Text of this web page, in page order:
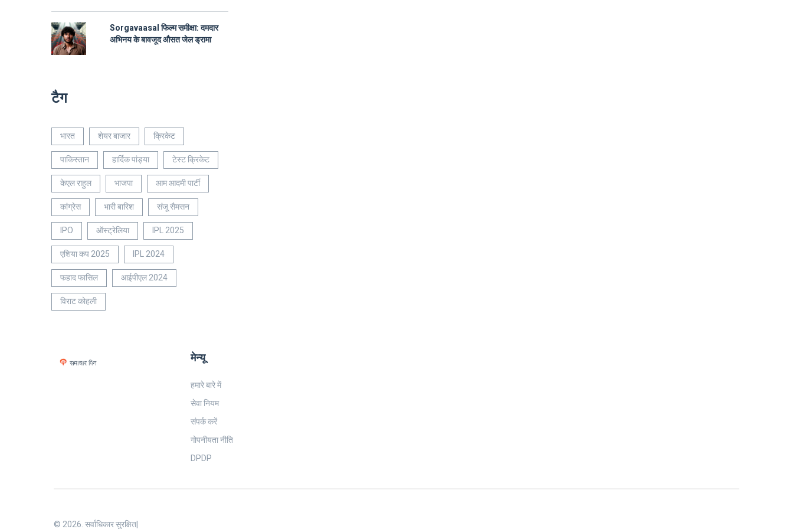
Sorgavaasal फिल्म समीक्षा: दमदार
अभिनय के बावजूद औसत जेल ड्रामा
टैग
भारत शेयर बाजार
क्रिकेट
पाकिस्तान
हार्दिक पांड्या
टेस्ट क्रिकेट
केएल राहुल
भाजपा
आम आदमी पार्टी
कांग्रेस
भारी बारिश
संजू सैमसन
IPO
ऑस्ट्रेलिया
IPL 2025
एशिया कप 2025
IPL 2024
फहाद फासिल
आईपीएल 2024
विराट कोहली
मेन्यू
हमारे बारे में
सेवा नियम
संपर्क करें
गोपनीयता नीति
DPDP
© 2026. सर्वाधिकार सुरक्षित|